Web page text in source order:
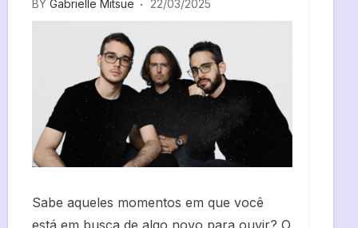
BY Gabrielle Mitsue 22/03/2025
Sabe aqueles momentos em que você
está em busca de algo novo para ouvir? O